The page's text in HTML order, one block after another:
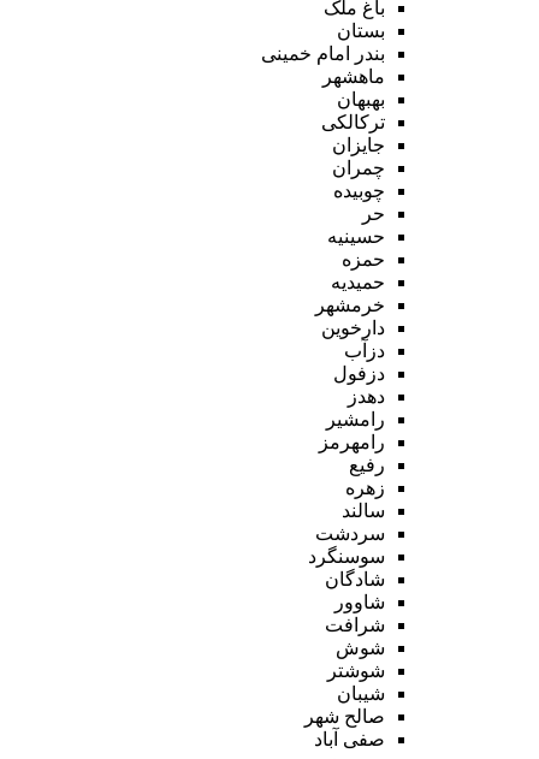
باغ ملک
بستان
بندر امام خمینی
ماهشهر
بهبهان
ترکالکی
جایزان
چمران
چوبیده
حر
حسینیه
حمزه
حمیدیه
خرمشهر
دارخوین
دزآب
دزفول
دهدز
رامشیر
رامهرمز
رفیع
زهره
سالند
سردشت
سوسنگرد
شادگان
شاوور
شرافت
شوش
شوشتر
شیبان
صالح شهر
صفی آباد